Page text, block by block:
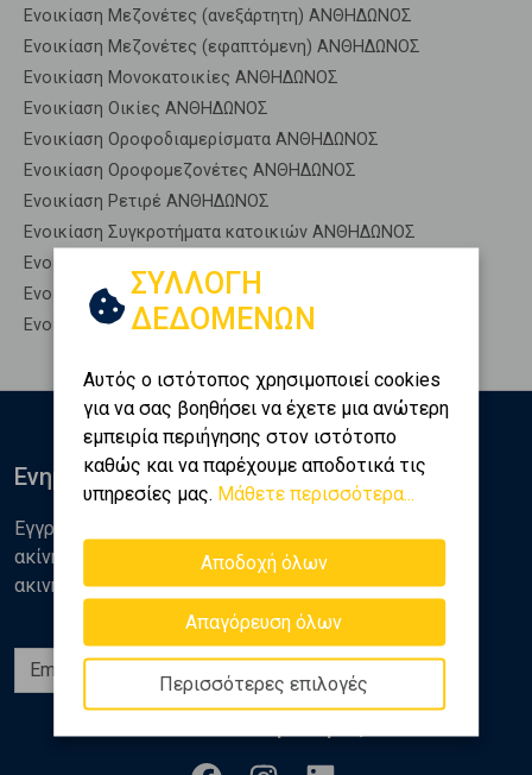
Ενοικίαση Μεζονέτες (ανεξάρτητη) ΑΝΘΗΔΩΝΟΣ
Ενοικίαση Μεζονέτες (εφαπτόμενη) ΑΝΘΗΔΩΝΟΣ
Ενοικίαση Μονοκατοικίες ΑΝΘΗΔΩΝΟΣ
Ενοικίαση Οικίες ΑΝΘΗΔΩΝΟΣ
Ενοικίαση Οροφοδιαμερίσματα ΑΝΘΗΔΩΝΟΣ
Ενοικίαση Οροφομεζονέτες ΑΝΘΗΔΩΝΟΣ
Ενοικίαση Ρετιρέ ΑΝΘΗΔΩΝΟΣ
Ενοικίαση Συγκροτήματα κατοικιών ΑΝΘΗΔΩΝΟΣ
Ενοικίαση Υπόγεια ΑΝΘΗΔΩΝΟΣ
Ενοικίαση Υπόσκαφα ΑΝΘΗΔΩΝΟΣ
Ενοικίαση Υπολ. υψουν ΑΝΘΗΔΩΝΟΣ
ΣΥΛΛΟΓΗ
ΔΕΔΟΜΕΝΩΝ
Αυτός ο ιστότοπος χρησιμοποιεί cookies
για να σας βοηθήσει να έχετε μια ανώτερη
εμπειρία περιήγησης στον ιστότοπο
καθώς και να παρέχουμε αποδοτικά τις
υπηρεσίες μας. Μάθετε περισσότερα...
Αποδοχή όλων
Απαγόρευση όλων
Περισσότερες επιλογές
Ενημερωθείτε
Εγγραφείτε στο newsletter της Golden Home για νέα
ακίνητα, αναλύσεις και διάφορα θέματα της αγοράς
ακινήτων